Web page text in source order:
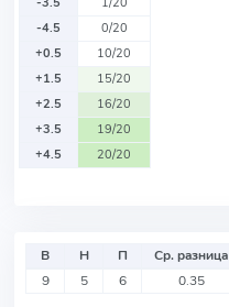
-4.5
0/20
+0.5
10/20
+1.5
15/20
+2.5
16/20
+3.5
19/20
+4.5
20/20
В Н П Ср. разница
9
5 6 0.35